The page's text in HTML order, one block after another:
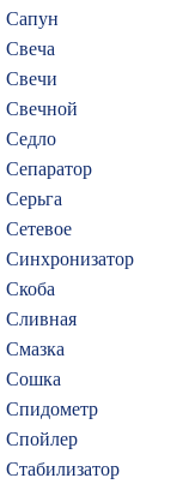
Сапун
Свеча
Свечи
Свечной
Седло
Сепаратор
Серьга
Сетевое
Синхронизатор
Скоба
Сливная
Смазка
Сошка
Спидометр
Спойлер
Стабилизатор